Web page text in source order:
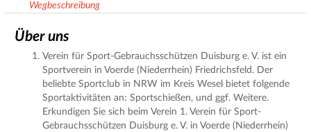
Wegbeschreibung
Über uns
Verein für Sport-Gebrauchsschützen Duisburg e. V. ist ein
Sportverein in Voerde (Niederrhein) Friedrichsfeld. Der
beliebte Sportclub in NRW im Kreis Wesel bietet folgende
Sportaktivitäten an: Sportschießen, und ggf. Weitere.
Erkundigen Sie sich beim Verein 1. Verein für Sport-
Gebrauchsschützen Duisburg e. V. in Voerde (Niederrhein)